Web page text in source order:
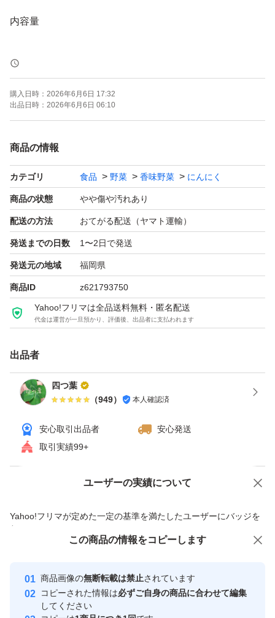
内容量
バラにんにく(乾燥品)500g
(色んな大きさが入ってます)
玉にんにくの約7.8個程度の量が入ってます。
化成肥料不使用
自家にんにくの種を使用
自然農法
こちらはネコポストでの発送ですので
ポストに入ります。
※時間指定不可です。
購入日時： 2026年6月6日 17:32
出品日時： 2026年6月6日 06:10
商品の情報
カテゴリ 食品 野菜 香味野菜 にんにく
商品の状態 やや傷や汚れあり
配送の方法 おてがる配送（ヤマト運輸）
発送までの日数 1〜2日で発送
発送元の地域 福岡県
商品ID z621793750
Yahoo!フリマは全品送料無料・匿名配送
代金は運営が一旦預かり、評価後、出品者に支払われます
出品者
四つ葉
（949） 本人確認済
安心取引出品者
安心発送
取引実績99+
ユーザーの実績について
Yahoo!フリマが定めた一定の基準を満たしたユーザーにバッジを
付与しています
安心取引出品者
心・安全なユーザーです
取引実績
価格の相談 商品への質問
この商品の情報をコピーします
商品画像の無断転載は禁止されています
コピーされた情報は必ずご自身の商品に合わせて編集
してください
この商品をみている人にオススメ